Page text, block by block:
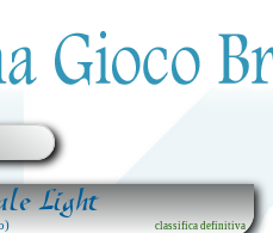
Light
classifica definitiva